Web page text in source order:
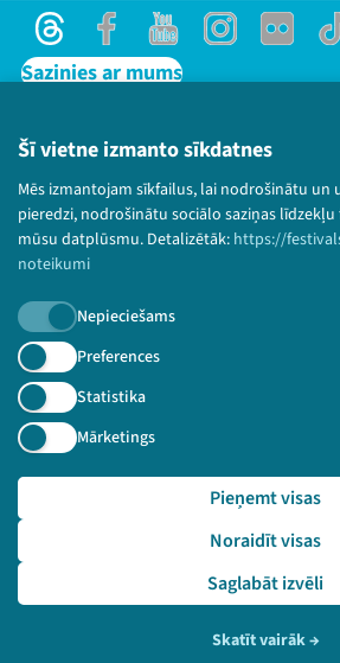
Šī vietne izmanto sīkdatnes
Mēs izmantojam sīkfailus, lai nodrošinātu
pieredzi, nodrošinātu sociālo saziņas
mūsu datplūsmu. Detalizētāk: https://
noteikumi
Nepieciešams
Preferences
Statistika
Mārketings
Saglabāt izvēli
Noraidīt visas
Pieņemt visas
Skatīt vairāk→
ThreadsFacebookYoutubeInstagram
Flick
Sazinies ar mums
Lietošanas noteikumi un sīkdatņu
Bērnu aizsardzības politika
© 2026 Sarunu festivāls LAMPA
paturētas.
Piesakies jaunumiem!
Nepalaid garām aktuālāko informāciju!
Pieteikties
🔗 https://festivalslampa.lv/lv/